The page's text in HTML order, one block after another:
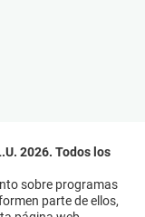
2026. Todos los
sobre programas
parte de ellos,